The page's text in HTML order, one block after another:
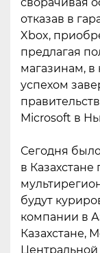
отказав в
Xbox,
предлагая
магазинам, в
успехом
Microsoft в
Сегодня
в Казахстане
будут
компании в
Казахстане,
Центральной